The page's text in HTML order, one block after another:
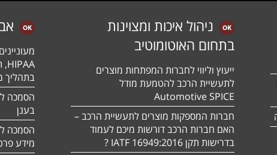
ניהול איכות ומצוינות
בתחום האוטומוטיב
ייעוץ וליווי לחברות המפתחות מוצרים
לתעשיית הרכב להטמעת מודל
Automotive SPICE
חברות המספקות מוצרים לתעשיית הרכב –
האם חברות הרכב דורשות מיכם לעמוד
בדרישות תקן 16949:2016 IATF ?
בתהליך
בענן
מידע